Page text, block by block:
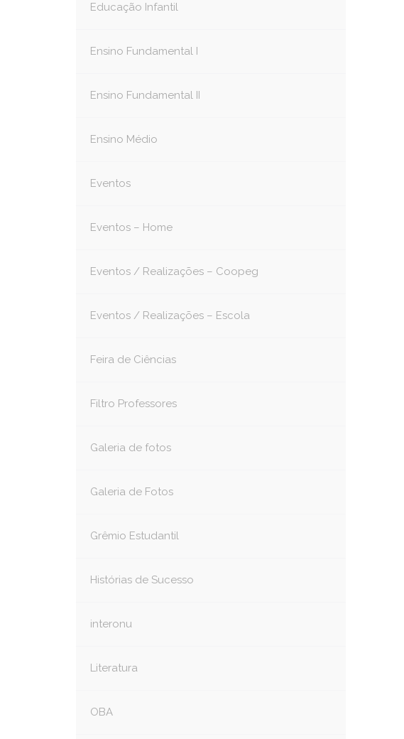
Educação Infantil
Ensino Fundamental I
Ensino Fundamental II
Ensino Médio
Eventos
Eventos – Home
Eventos / Realizações – Coopeg
Eventos / Realizações – Escola
Feira de Ciências
Filtro Professores
Galeria de fotos
Galeria de Fotos
Grêmio Estudantil
Histórias de Sucesso
interonu
Literatura
OBA